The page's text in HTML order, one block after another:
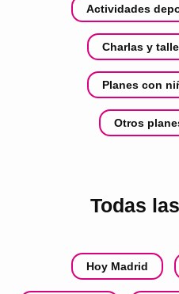
Actividades
Charlas y
Planes con
Otros
Todas
Hoy Madrid